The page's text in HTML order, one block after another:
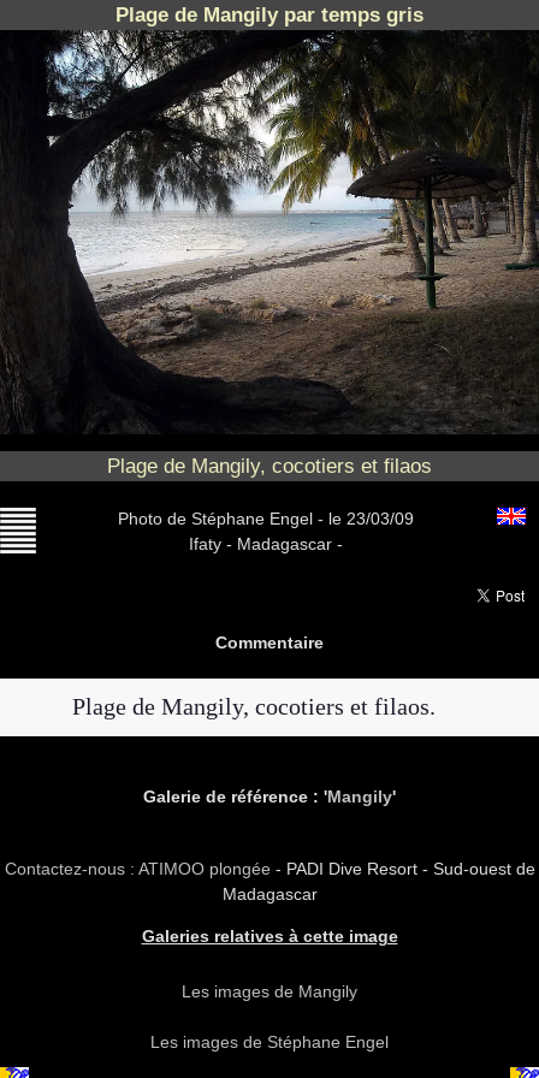
Plage de Mangily par temps gris
Plage de Mangily, cocotiers et filaos
Photo de Stéphane Engel - le 23/03/09
Ifaty - Madagascar -
Commentaire
Plage de Mangily, cocotiers et filaos.
Galerie de référence : 'Mangily'
Contactez-nous : ATIMOO plongée - PADI Dive Resort - Sud-ouest de
Madagascar
Galeries relatives à cette image
Les images de Mangily
Les images de Stéphane Engel